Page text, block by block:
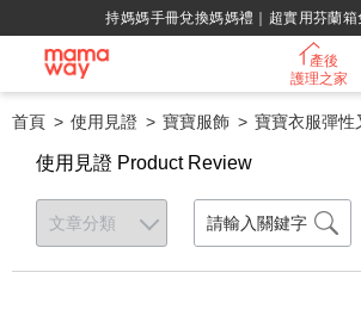
持媽媽手冊兌換媽媽禮｜超實用芬蘭
產後
護理之家
首頁 使用見證 寶寶服飾 寶寶衣服彈性
使用見證 Product Review